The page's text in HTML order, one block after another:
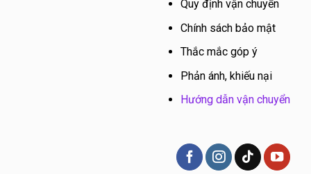
Quy định vận chuyển
Chính sách bảo mật
Thắc mắc góp ý
Phản ánh, khiếu nại
Hướng dẫn vận chuyển